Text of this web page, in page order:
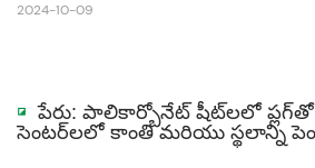
2024-10-09
◪పేరు: పాలికార్బోనేట్ షీట్‌లలో
సెంటర్‌లలో కాంతి మరియు స్థలాన్ని